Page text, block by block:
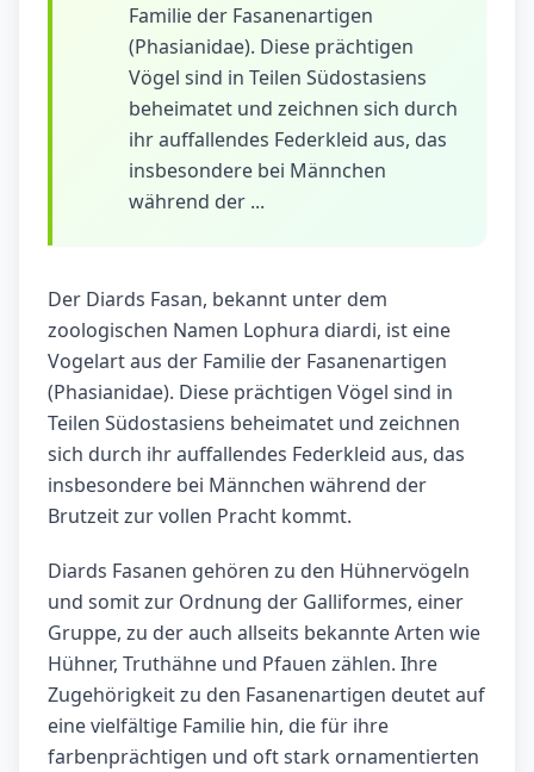
Familie der Fasanenartigen
(Phasianidae). Diese prächtigen
Vögel sind in Teilen Südostasiens
beheimatet und zeichnen sich durch
ihr auffallendes Federkleid aus, das
insbesondere bei Männchen
während der ...
Der Diards Fasan, bekannt unter dem
zoologischen Namen Lophura diardi, ist eine
Vogelart aus der Familie der Fasanenartigen
(Phasianidae). Diese prächtigen Vögel sind in
Teilen Südostasiens beheimatet und zeichnen
sich durch ihr auffallendes Federkleid aus, das
insbesondere bei Männchen während der
Brutzeit zur vollen Pracht kommt.
Diards Fasanen gehören zu den Hühnervögeln
und somit zur Ordnung der Galliformes, einer
Gruppe, zu der auch allseits bekannte Arten wie
Hühner, Truthähne und Pfauen zählen. Ihre
Zugehörigkeit zu den Fasanenartigen deutet auf
eine vielfältige Familie hin, die für ihre
farbenprächtigen und oft stark ornamentierten